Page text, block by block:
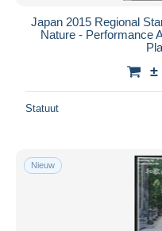
Maestro
Woonplaats van de
Wereldwijd
Japan 2015 Regional
Nature - Performance
±
Statuut
Nieuw